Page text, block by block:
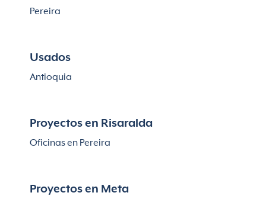
Pereira
Usados
Antioquia
Proyectos en Risaralda
Oficinas en Pereira
Proyectos en Meta